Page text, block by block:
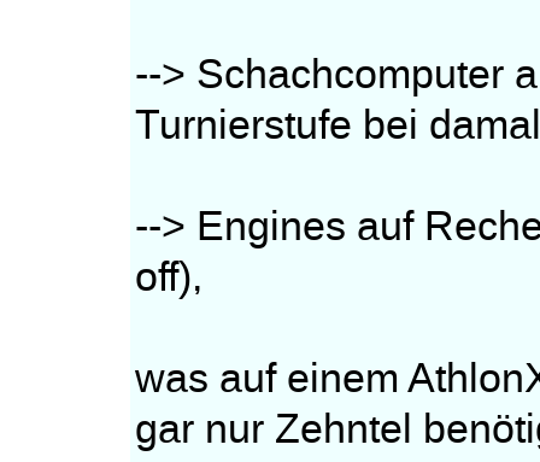
--> Schachcomputer
Turnierstufe bei
--> Engines auf
off),
was auf einem
gar nur Zehntel